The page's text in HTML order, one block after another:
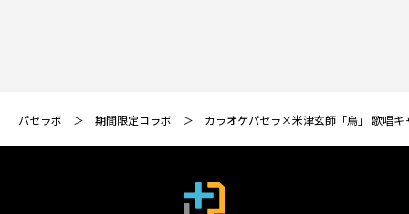
パセラボ 期間限定コラボ カラオケパセラ×米津玄師「烏」 歌唱キ